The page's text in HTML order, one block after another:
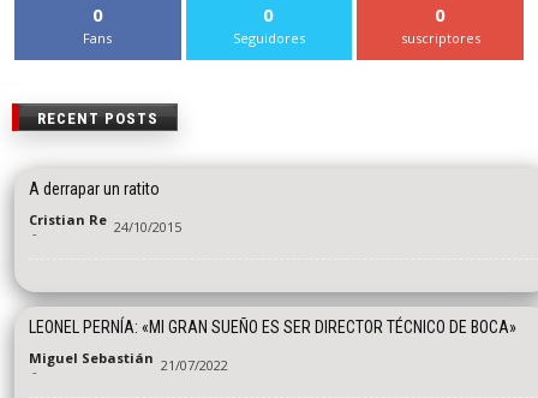
0
Fans
0
Seguidores
0
suscriptores
RECENT POSTS
A derrapar un ratito
Cristian Re
- 24/10/2015
LEONEL PERNÍA: «MI GRAN SUEÑO ES SER DIRECTOR TÉCNICO DE BOCA»
Miguel Sebastián
- 21/07/2022